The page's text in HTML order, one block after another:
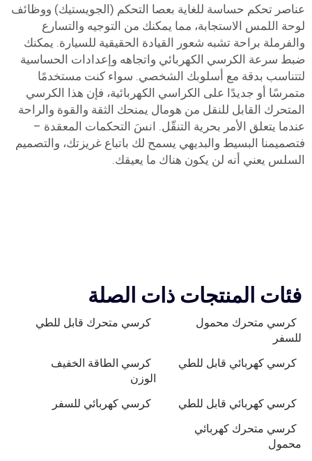
عناصر تحكم حساسة للغاية بعصا التحكم (الجويستيك) ووظائف
لوحة اللمس الاستجابة، مما يمكنك من التوجيه والتسارع
والفرملة براحة تشبه شعور القيادة الحقيقية للسيارة. يمكنك
ضبط سرعة الكرسي الكهربائي واتجاهه وإعدادات الحساسية
لتتناسب بدقة مع أسلوبك الشخصي. سواء كنت مستخدمًا
متمرسًا أو جديدًا على الكراسي الكهربائية، فإن هذا الكرسي
المتحرك القابل للنقل من هومال يمنحك الثقة والقوة والراحة
عندما يتعلق الأمر بحرية التنقّل. انسَ التحكمات المعقدة –
فتصميمنا البسيط والبديهي يسمح لك باتباع غريزتك، والتصميم
السلس يعني أنه لن يكون هناك ما يعيقك.
فئات المنتجات ذات الصلة
كرسي متحرك محمول
للسفر
كرسي متحرك قابل للطي
كرسي كهربائي قابل للطي
كرسي الطاقة الخفيف
الوزن
كرسي كهربائي قابل للطي
كرسي كهربائي للسفر
كرسي متحرك كهربائي
محمول